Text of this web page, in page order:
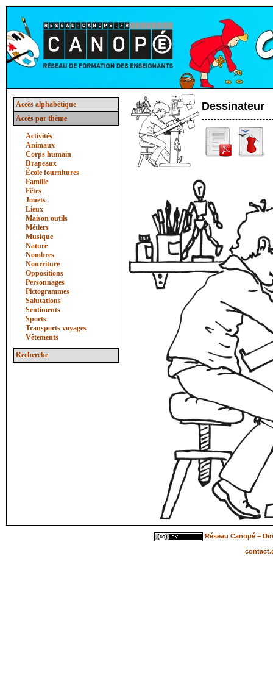
Accès alphabétique
Accès par thème
Activités
Animaux
Corps humain
Drapeaux
École fournitures
Famille
Fêtes
Jouets
Lieux
Maison outils
Métiers
Musique
Nature
Nombres
Nourriture
Oppositions
Personnages
Pictogrammes
Salutations
Sentiments
Sports
Transports voyages
Vêtements
Recherche
Dessinateur
Réseau Canopé –